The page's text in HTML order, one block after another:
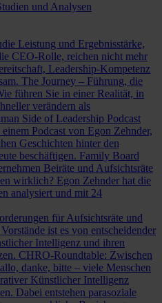
und Analysen
Leistung und Ergebnisstärke,
CEO-Rolle, reichen nicht mehr
Leadership-Kompetenz
The Journey – Führung, die
führen Sie in einer Realität, in
verändern als
Side of Leadership Podcast
Podcast von Egon Zehnder,
Geschichten hinter den
beschäftigen. Family Board
Beiräte und Aufsichtsräte
wirklich? Egon Zehnder hat die
analysiert und mit 24
für Aufsichtsräte und
ist es von entscheidender
Intelligenz und ihren
CHRO-Roundtable: Zwischen
danke, bitte – viele Menschen
Künstlicher Intelligenz
Dabei entstehen parasoziale